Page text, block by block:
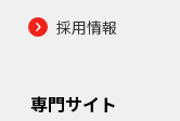
採用情報
専門サイト